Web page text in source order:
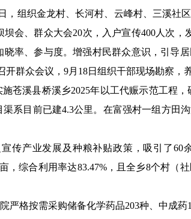
，组织金龙村、长河村、云峰村、三溪社
会、群众大会20次，入户宣传400人次，
率、参与度。增强村民群众意识，引导
群众会议，9月18日组织干部现场勘察，
苍溪县桥溪乡2025年以工代赈示范工程
系目前已建4.3公里。在富强村一组方田
传产业发展及种粮补贴政策，吸引了60
，综合利用率达83.47%，且全乡8个村（
严格按需采购储备化学药品203种、中成